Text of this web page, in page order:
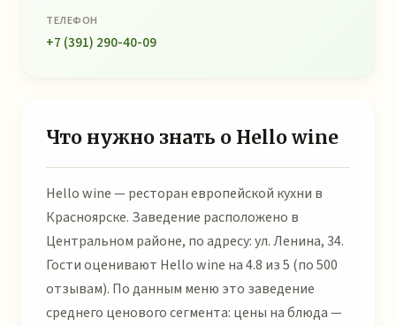
ТЕЛЕФОН
+7 (391) 290-40-09
Что нужно знать о Hello wine
Hello wine — ресторан европейской кухни в
Красноярске. Заведение расположено в
Центральном районе, по адресу: ул. Ленина, 34.
Гости оценивают Hello wine на 4.8 из 5 (по 500
отзывам). По данным меню это заведение
среднего ценового сегмента: цены на блюда —